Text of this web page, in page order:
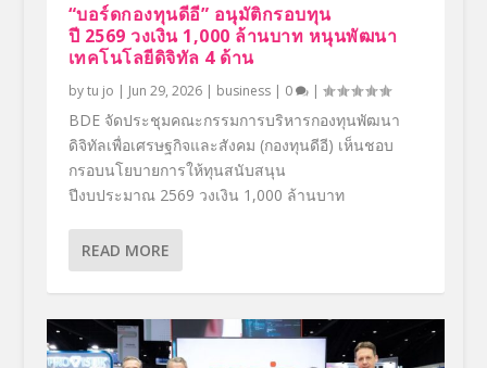
“บอร์ดกองทุนดีอี” อนุมัติกรอบทุน
ปี 2569 วงเงิน 1,000 ล้านบาท หนุนพัฒนา
เทคโนโลยีดิจิทัล 4 ด้าน
bytu jo | Jun 29, 2026| business| 0 |
BDE จัดประชุมคณะกรรมการบริหารกองทุนพัฒนา
ดิจิทัลเพื่อเศรษฐกิจและสังคม (กองทุนดีอี) เห็นชอบ
กรอบนโยบายการให้ทุนสนับสนุน
ปีงบประมาณ 2569 วงเงิน 1,000 ล้านบาท
READ MORE